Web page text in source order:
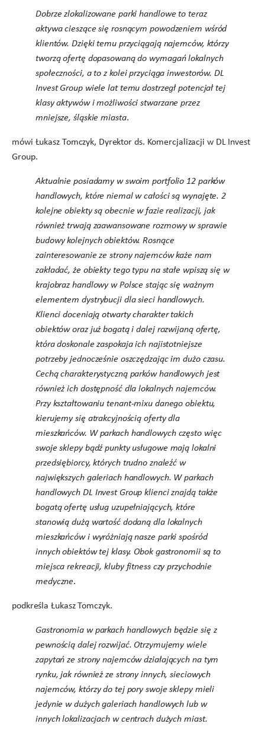
Dobrze zlokalizowane parki handlowe to teraz
aktywa cieszące się rosnącym powodzeniem wśród
klientów. Dzięki temu przyciągają najemców, którzy
tworzą ofertę dopasowaną do wymagań lokalnych
społeczności, a to z kolei przyciąga inwestorów. DL
Invest Group wiele lat temu dostrzegł potencjał tej
klasy aktywów i możliwości stwarzane przez
mniejsze, śląskie miasta.
mówi Łukasz Tomczyk, Dyrektor ds. Komercjalizacji w DL Invest
Group.
Aktualnie posiadamy w swoim portfolio 12 parków
handlowych, które niemal w całości są wynajęte. 2
kolejne obiekty są obecnie w fazie realizacji, jak
również trwają zaawansowane rozmowy w sprawie
budowy kolejnych obiektów. Rosnące
zainteresowanie ze strony najemców każe nam
zakładać, że obiekty tego typu na stałe wpiszą się w
krajobraz handlowy w Polsce stając się ważnym
elementem dystrybucji dla sieci handlowych.
Klienci doceniają otwarty charakter takich
obiektów oraz już bogatą i dalej rozwijaną ofertę,
która doskonale zaspokaja ich najistotniejsze
potrzeby jednocześnie oszczędzając im dużo czasu.
Cechą charakterystyczną parków handlowych jest
również ich dostępność dla lokalnych najemców.
Przy kształtowaniu tenant-mixu danego obiektu,
kierujemy się atrakcyjnością oferty dla
mieszkańców. W parkach handlowych często więc
swoje sklepy bądź punkty usługowe mają lokalni
przedsiębiorcy, których trudno znaleźć w
największych galeriach handlowych. W parkach
handlowych DL Invest Group klienci znajdą także
bogatą ofertę usług uzupełniających, które
stanowią dużą wartość dodaną dla lokalnych
mieszkańców i wyróżniają nasze parki spośród
innych obiektów tej klasy. Obok gastronomii są to
miejsca rekreacji, kluby fitness czy przychodnie
medyczne.
podkreśla Łukasz Tomczyk.
Gastronomia w parkach handlowych będzie się z
pewnością dalej rozwijać. Otrzymujemy wiele
zapytań ze strony najemców działających na tym
rynku, jak również ze strony innych, sieciowych
najemców, którzy do tej pory swoje sklepy mieli
jedynie w dużych galeriach handlowych lub w
innych lokalizacjach w centrach dużych miast.